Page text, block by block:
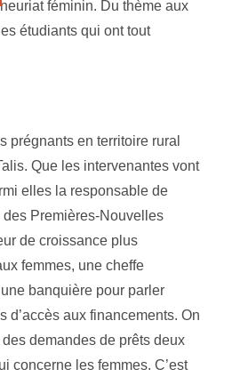
féminin. Du thème aux
étudiants qui ont tout
prégnants en territoire rural
Que les intervenantes vont
elles la responsable de
des Premières-Nouvelles
de croissance plus
femmes, une cheffe
banquière pour parler
d’accès aux financements. On
demandes de prêts deux
concerne les femmes. C’est